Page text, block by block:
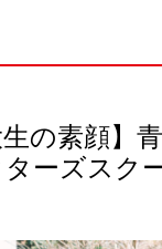
生の素顔】
ーズスク